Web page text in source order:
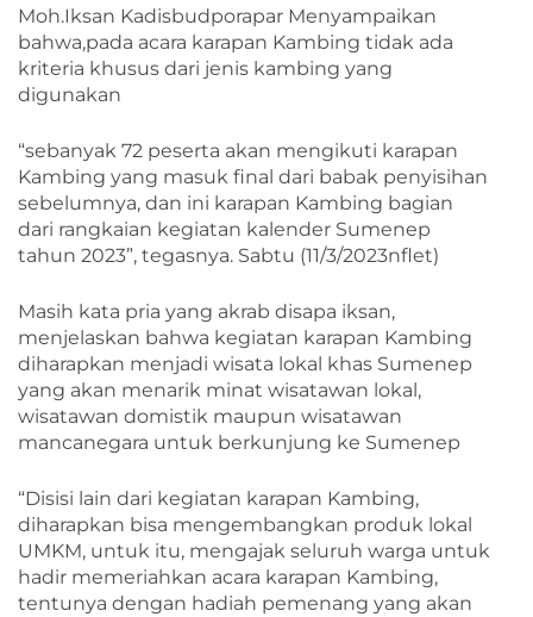
Moh.Iksan Kadisbudporapar Menyampaikan
bahwa,pada acara karapan Kambing tidak ada
kriteria khusus dari jenis kambing yang
digunakan
“sebanyak 72 peserta akan mengikuti karapan
Kambing yang masuk final dari babak penyisihan
sebelumnya, dan ini karapan Kambing bagian
dari rangkaian kegiatan kalender Sumenep
tahun 2023”, tegasnya. Sabtu (11/3/2023nflet)
Masih kata pria yang akrab disapa iksan,
menjelaskan bahwa kegiatan karapan Kambing
diharapkan menjadi wisata lokal khas Sumenep
yang akan menarik minat wisatawan lokal,
wisatawan domistik maupun wisatawan
mancanegara untuk berkunjung ke Sumenep
“Disisi lain dari kegiatan karapan Kambing,
diharapkan bisa mengembangkan produk lokal
UMKM, untuk itu, mengajak seluruh warga untuk
hadir memeriahkan acara karapan Kambing,
tentunya dengan hadiah pemenang yang akan